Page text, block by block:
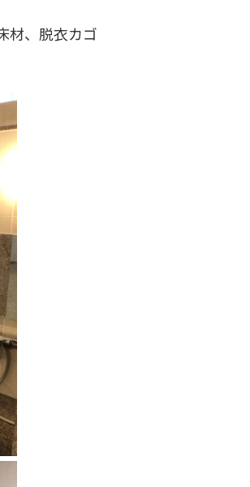
材、脱衣カゴ